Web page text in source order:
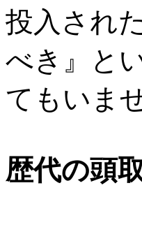
投入され
べき』と
てもいま
歴代の頭